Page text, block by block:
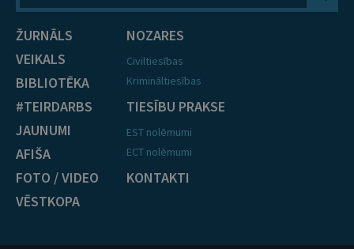
ŽURNĀLS
VEIKALS
BIBLIOTĒKA
#TEIRDARBS
JAUNUMI
AFIŠA
FOTO / VIDEO
VĒSTKOPA
NOZARES
Civiltiesības
Krimināltiesības
TIESĪBU PRAKSE
EST nolēmumi
ECT nolēmumi
KONTAKTI